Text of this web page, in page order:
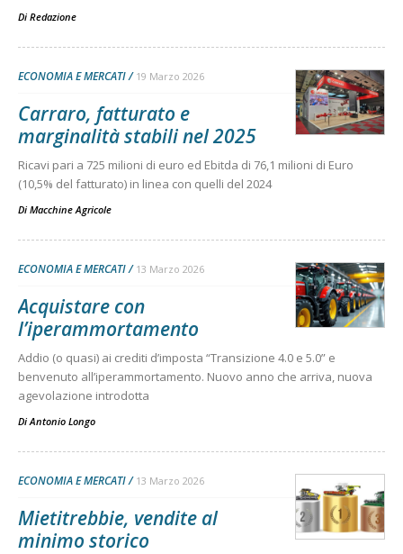
Di Redazione
ECONOMIA E MERCATI 19 Marzo 2026
Carraro, fatturato e
marginalità stabili nel 2025
Ricavi pari a 725 milioni di euro ed Ebitda di 76,1 milioni di Euro
(10,5% del fatturato) in linea con quelli del 2024
Di Macchine Agricole
ECONOMIA E MERCATI 13 Marzo 2026
Acquistare con
l’iperammortamento
Addio (o quasi) ai crediti d’imposta “Transizione 4.0 e 5.0” e
benvenuto all’iperammortamento. Nuovo anno che arriva, nuova
agevolazione introdotta
Di Antonio Longo
ECONOMIA E MERCATI 13 Marzo 2026
Mietitrebbie, vendite al
minimo storico